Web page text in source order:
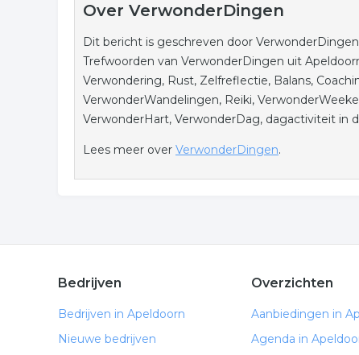
Over VerwonderDingen
Dit bericht is geschreven door
Trefwoorden van VerwonderDingen uit
Verwondering, Rust, Zelfreflectie, Balans,
VerwonderWandelingen, Reiki,
VerwonderHart, VerwonderDag, dagactiviteit in
Lees meer over VerwonderDingen.
Bedrijven
Bedrijven in Apeldoorn
Nieuwe bedrijven
Overzichten
Aanbiedingen in
Agenda in